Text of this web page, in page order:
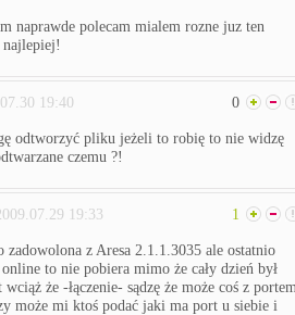
naprawde polecam mialem rozne juz ten
19:40 0
odtworzyć pliku jeżeli to robię to nie widzę
czemu ?!
19:33 1
zadowolona z Aresa 2.1.1.3035 ale ostatnio
to nie pobiera mimo że cały dzień był
wciąż że -łączenie- sądzę że może coś z
może mi ktoś podać jaki ma port u siebie i